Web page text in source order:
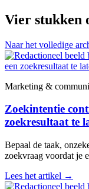
Vier stukken
Naar het volledige
Marketing &
Zoekintentie
zoekresultaat te
Bepaal de taak,
zoekvraag voordat je
Lees het artikel →